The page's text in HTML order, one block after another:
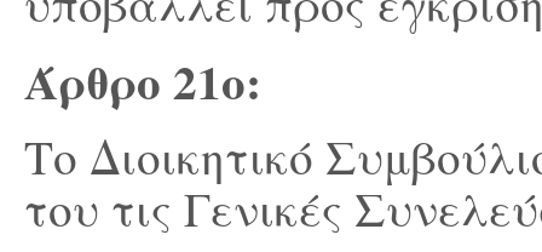
Άρθρο 21ο:
Το Διοικητικό
του τις Γενικές